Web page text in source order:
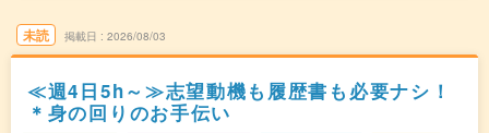
未読 掲載日 2026/08/03
≪週4日5h～≫志望動機も履歴書も必要ナシ！
＊身の回りのお手伝い